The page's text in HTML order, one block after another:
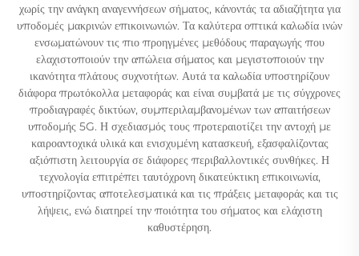
χωρίς την ανάγκη αναγεννήσεων σήματος, κάνοντάς τα αδιαζήτητα για
υποδομές μακρινών επικοινωνιών. Τα καλύτερα οπτικά καλωδία ινών
ενσωματώνουν τις πιο προηγμένες μεθόδους παραγωγής που
ελαχιστοποιούν την απώλεια σήματος και μεγιστοποιούν την
ικανότητα πλάτους συχνοτήτων. Αυτά τα καλωδία υποστηρίζουν
διάφορα πρωτόκολλα μεταφοράς και είναι συμβατά με τις σύγχρονες
προδιαγραφές δικτύων, συμπεριλαμβανομένων των απαιτήσεων
υποδομής 5G. Η σχεδιασμός τους προτεραιοτίζει την αντοχή με
καιροαντοχικά υλικά και ενισχυμένη κατασκευή, εξασφαλίζοντας
αξιόπιστη λειτουργία σε διάφορες περιβαλλοντικές συνθήκες. Η
τεχνολογία επιτρέπει ταυτόχρονη δικατεύκτικη επικοινωνία,
υποστηρίζοντας αποτελεσματικά και τις πράξεις μεταφοράς και τις
λήψεις, ενώ διατηρεί την ποιότητα του σήματος και ελάχιστη
καθυστέρηση.